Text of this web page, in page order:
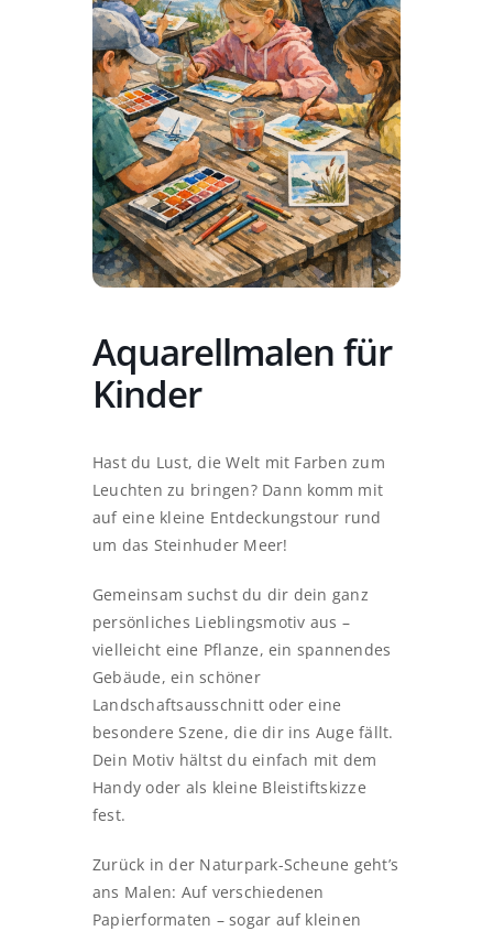
Aquarellmalen für
Kinder
Hast du Lust, die Welt mit Farben zum
Leuchten zu bringen? Dann komm mit
auf eine kleine Entdeckungstour rund
um das Steinhuder Meer!
Gemeinsam suchst du dir dein ganz
persönliches Lieblingsmotiv aus –
vielleicht eine Pflanze, ein spannendes
Gebäude, ein schöner
Landschaftsausschnitt oder eine
besondere Szene, die dir ins Auge fällt.
Dein Motiv hältst du einfach mit dem
Handy oder als kleine Bleistiftskizze
fest.
Zurück in der Naturpark-Scheune geht’s
ans Malen: Auf verschiedenen
Papierformaten – sogar auf kleinen